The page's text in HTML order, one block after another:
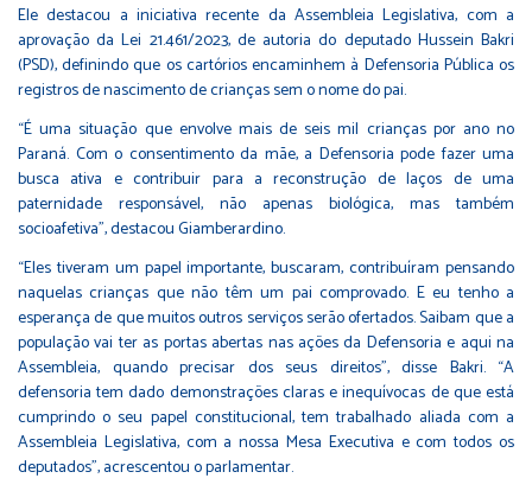
Ele destacou a iniciativa recente da Assembleia Legislativa, com a
aprovação da Lei 21.461/2023, de autoria do deputado Hussein Bakri
(PSD), definindo que os cartórios encaminhem à Defensoria Pública os
registros de nascimento de crianças sem o nome do pai.
“É uma situação que envolve mais de seis mil crianças por ano no
Paraná. Com o consentimento da mãe, a Defensoria pode fazer uma
busca ativa e contribuir para a reconstrução de laços de uma
paternidade responsável, não apenas biológica, mas também
socioafetiva”, destacou Giamberardino.
“Eles tiveram um papel importante, buscaram, contribuíram pensando
naquelas crianças que não têm um pai comprovado. E eu tenho a
esperança de que muitos outros serviços serão ofertados. Saibam que a
população vai ter as portas abertas nas ações da Defensoria e aqui na
Assembleia, quando precisar dos seus direitos”, disse Bakri. “A
defensoria tem dado demonstrações claras e inequívocas de que está
cumprindo o seu papel constitucional, tem trabalhado aliada com a
Assembleia Legislativa, com a nossa Mesa Executiva e com todos os
deputados”, acrescentou o parlamentar.